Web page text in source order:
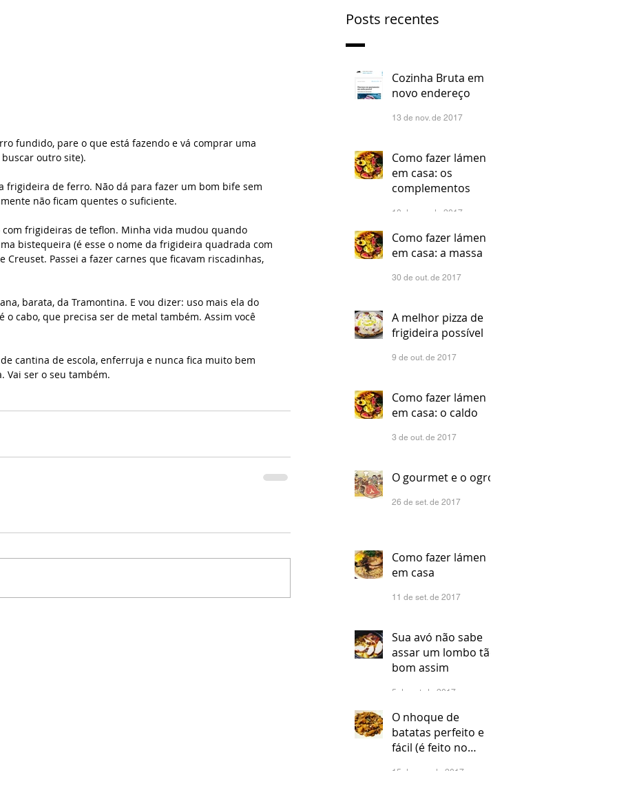
fundido, pare o que está fazendo e vá comprar uma
outro site).
frigideira de ferro. Não dá para fazer um bom bife sem
não ficam quentes o suficiente.
com frigideiras de teflon. Minha vida mudou quando
bistequeira (é esse o nome da frigideira quadrada com
Creuset. Passei a fazer carnes que ficavam riscadinhas,
barata, da Tramontina. E vou dizer: uso mais ela do
o cabo, que precisa ser de metal também. Assim você
cantina de escola, enferruja e nunca fica muito bem
Vai ser o seu também.
Posts recentes
Cozinha Bruta em
novo endereço
13 de nov. de 2017
Como fazer lámen
em casa: os
complementos
10 de nov. de 2017
Como fazer lámen
em casa: a massa
30 de out. de 2017
A melhor pizza de
frigideira possível
9 de out. de 2017
Como fazer lámen
em casa: o caldo
3 de out. de 2017
O gourmet e o ogro
26 de set. de 2017
Como fazer lámen
em casa
11 de set. de 2017
Sua avó não sabe
assar um lombo tão
bom assim
5 de set. de 2017
O nhoque de
batatas perfeito e
fácil (é feito no
15 de ago. de 2017